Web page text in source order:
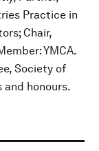
Practice in
Chair,
YMCA.
Society of
and honours.